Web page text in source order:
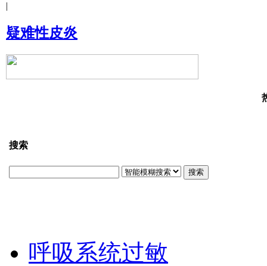
|
疑难性皮炎
搜索
搜索
呼吸系统过敏